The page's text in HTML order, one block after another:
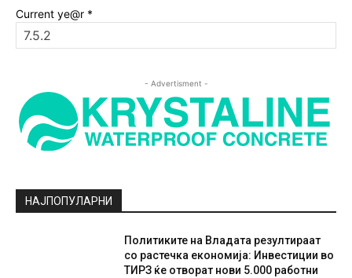
Current ye@r *
- Advertisment -
НАЈПОПУЛАРНИ
Политиките на Владата резултираат
со растечка економија: Инвестиции во
ТИРЗ ќе отворат нови 5.000 работни